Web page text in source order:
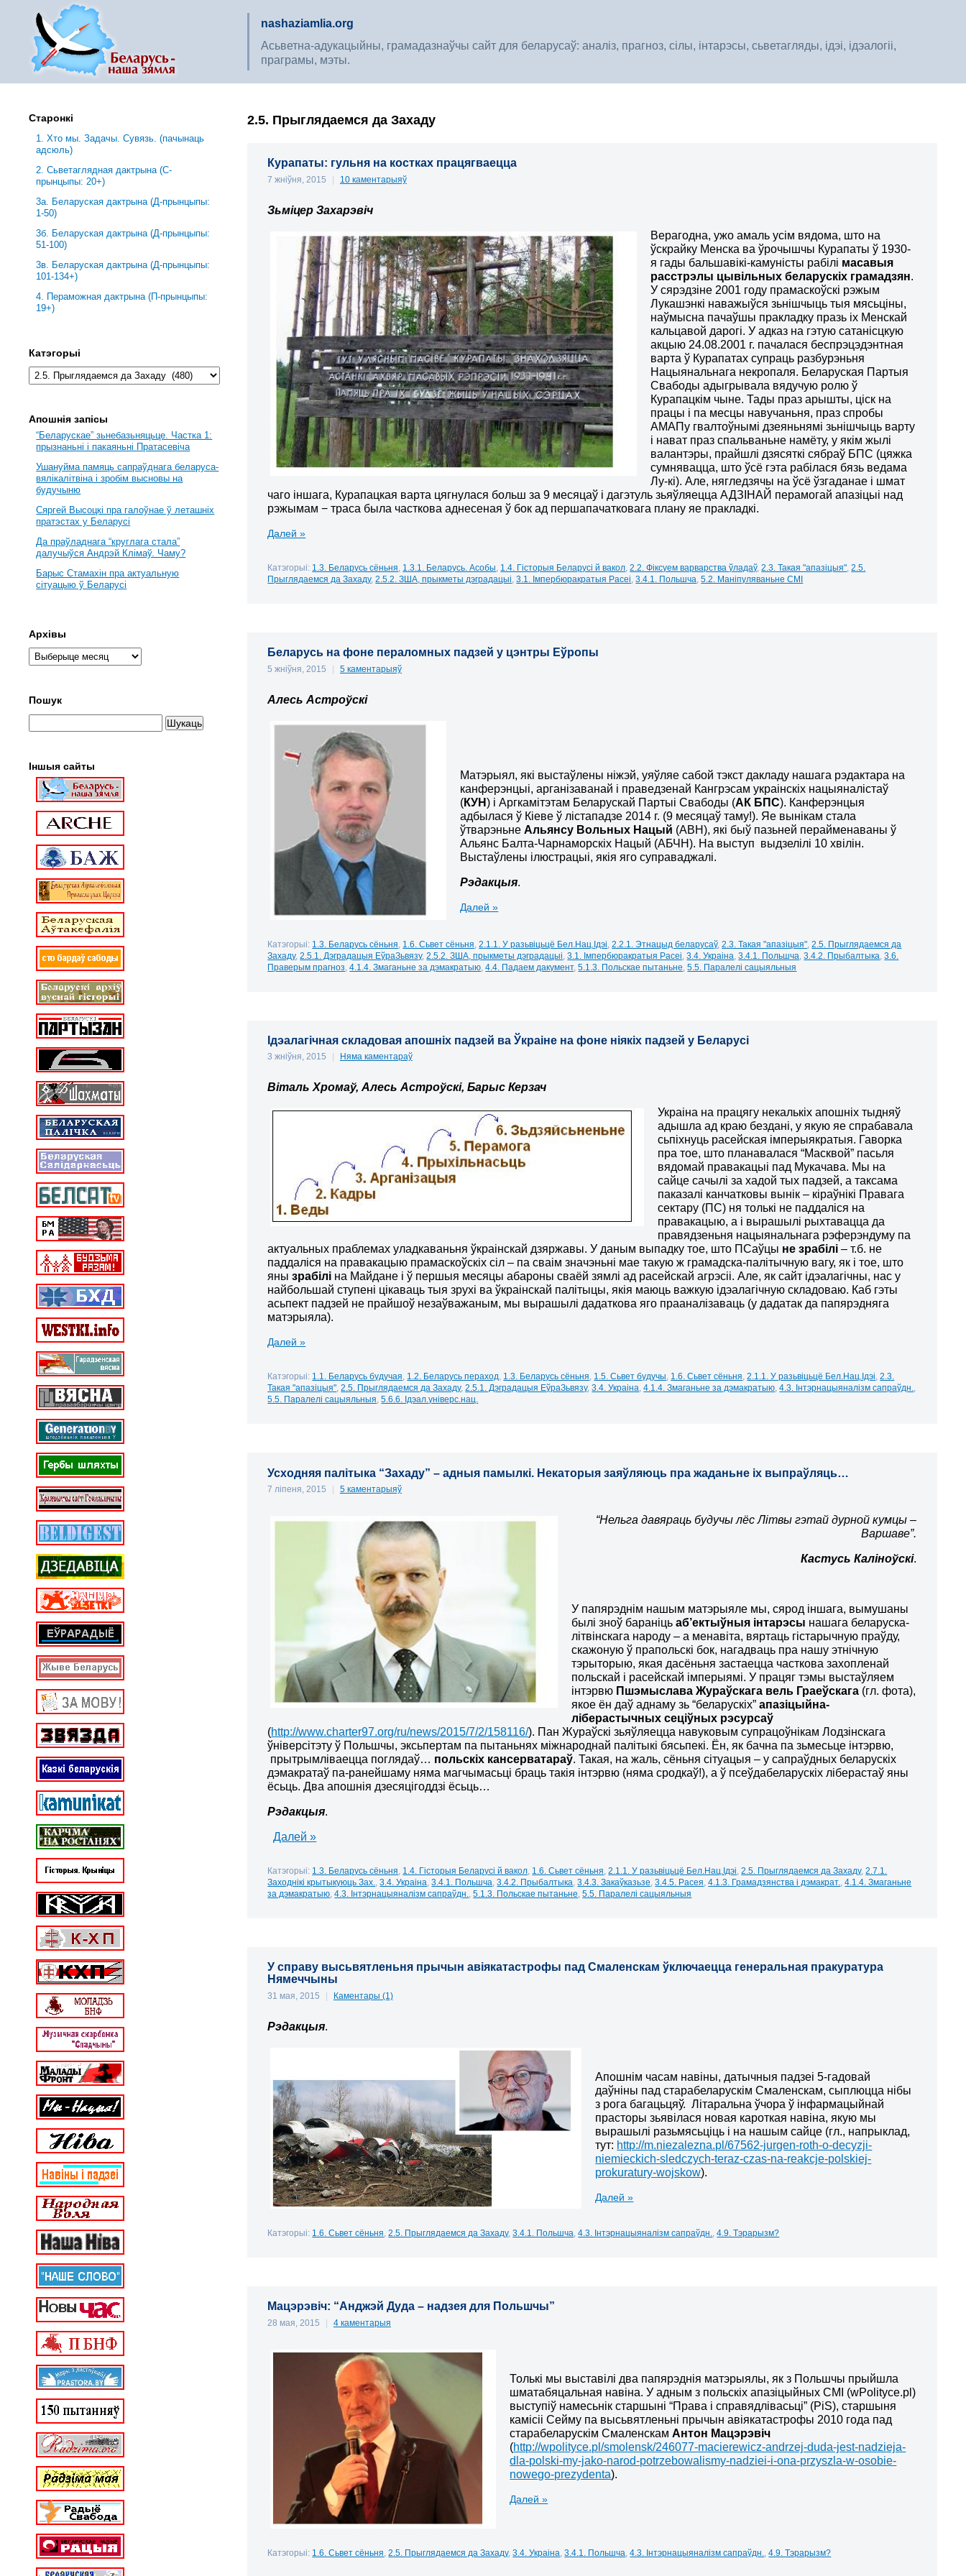
nashaziamlia.org
Асьветна-адукацыйны, грамадазнаўчы сайт для беларусаў: аналіз, прагноз, сілы, інтарэсы, сьветагляды, ідэі, ідэалогіі,
праграмы, мэты.
2.5. Прыглядаемся да Захаду
Курапаты: гульня на костках працягваецца
7 жніўня, 2015 | 10 каментарыяў
Зьміцер Захарэвіч
Верагодна, ужо амаль усім вядома, што на
ўскрайку Менска ва ўрочышчы Курапаты ў 1930-
я гады бальшавікі-камуністы рабілі масавыя
расстрэлы цывільных беларускіх грамадзян.
У сярэдзіне 2001 году прамаскоўскі рэжым
Лукашэнкі наважыўся зьнішчыць тыя мясьціны,
наўмысна пачаўшы пракладку празь іх Менскай
кальцавой дарогі. У адказ на гэтую сатанісцкую
акцыю 24.08.2001 г. пачалася беспрэцэдэнтная
варта ў Курапатах супраць разбурэньня
Нацыянальнага некропаля. Беларуская Партыя
Свабоды адыгрывала вядучую ролю ў
Курапацкім чыне. Тады праз арышты, ціск на
працы і па месцы навучаньня, праз спробы
АМАПу гвалтоўнымі дзеяньнямі зьнішчыць варту
і нават праз спальваньне намёту, у якім жылі
валантэры, прайшлі дзясяткі сябраў БПС (цяжка
сумнявацца, што ўсё гэта рабілася бязь ведама
Лу-кі). Але, нягледзячы на ўсё ўзгаданае і шмат
чаго іншага, Курапацкая варта цягнулася больш за 9 месяцаў і дагэтуль зьяўляецца АДЗІНАЙ перамогай апазіцыі над
рэжымам − траса была часткова аднесеная ў бок ад першапачатковага плану яе пракладкі.
Далей »
Катэгорыі: 1.3. Беларусь сёньня 1.3.1. Беларусь. Асобы 1.4. Гісторыя Беларусі й вакол ,2.2. Фіксуем варварства ўладаў,2.3. Такая "апазіцыя" ,2.5.
Прыглядаемся да Захаду,2.5.2. ЗША, прыкметы дэградацыі ,3.1. Імпербюракратыя Расеі ,3.4.1. Польшча ,5.2. Маніпуляваньне СМІ
Беларусь на фоне пераломных падзей у цэнтры Еўропы
5 жніўня, 2015 | 5 каментарыяў
Алесь Астроўскі
Матэрыял, які выстаўлены ніжэй, уяўляе сабой тэкст дакладу нашага рэдактара на
канферэнцыі, арганізаванай і праведзенай Кангрэсам украінскіх нацыяналістаў
(КУН) і Аргкамітэтам Беларускай Партыі Свабоды (АК БПС). Канферэнцыя
адбылася ў Кіеве ў лістападзе 2014 г. (9 месяцаў таму!). Яе вынікам стала
ўтварэньнеАльянсу Вольных Нацый (АВН), які быў пазьней перайменаваны ў
Альянс Балта-Чарнаморскіх Нацый (АБЧН). На выступ выдзелілі 10 хвілін.
Выстаўлены ілюстрацыі, якія яго суправаджалі.
Рэдакцыя.
Далей »
Катэгорыі: 1.3. Беларусь сёньня 1.6. Сьвет сёньня ,2.1.1. У разьвіцьцё Бел.Нац.Ідэі ,2.2.1. Этнацыд беларусаў,2.3. Такая "апазіцыя" ,2.5. Прыглядаемся да
Захаду,2.5.1. Дэградацыя ЕўраЗьвязу,2.5.2. ЗША, прыкметы дэградацыі ,3.1. Імпербюракратыя Расеі ,3.4. Украіна ,3.4.1. Польшча ,3.4.2. Прыбалтыка ,3.6.
Праверым прагноз ,4.1.4. Змаганьне за дэмакратыю ,4.4. Падаем дакумент,5.1.3. Польскае пытаньне ,5.5. Паралелі сацыяльныя
Ідэалагічная складовая апошніх падзей ва Ўкраіне на фоне ніякіх падзей у Беларусі
3 жніўня, 2015 Няма каментараў
Віталь Хромаў, Алесь Астроўскі, Барыс Керзач
Украіна на працягу некалькіх апошніх тыдняў
адышла ад краю бездані, у якую яе спрабавала
сьпіхнуць расейская імперыякратыя. Гаворка
пра тое, што планавалася “Масквой” пасьля
вядомай правакацыі пад Мукачава. Мы на
сайце сачылі за хадой тых падзей, а таксама
паказалі канчатковы вынік – кіраўнікі Правага
сектару (ПС) ня толькі не паддаліся на
правакацыю, а і вырашылі рыхтавацца да
правядзеньня нацыянальнага рэферэндуму па
актуальных праблемах уладкаваньня ўкраінскай дзяржавы. У даным выпадку тое, што ПСаўцы не зрабілі – т.б. не
паддаліся на правакацыю прамаскоўскіх сіл – па сваім значэньні мае такую ж грамадска-палітычную вагу, як і тое, што
янызрабілі на Майдане і ў першыя месяцы абароны сваёй зямлі ад расейскай агрэсіі. Але, як сайт ідэалагічны, нас у
найбольшай ступені цікаваць тыя зрухі ва ўкраінскай палітыцы, якія маюць важкую ідэалагічную складоваю. Каб гэты
асьпект падзей не прайшоў незаўважаным, мы вырашылі дадаткова яго прааналізаваць (у дадатак да папярэдняга
матэрыяла).
Далей »
Катэгорыі: 1.1. Беларусь будучая 1.2. Беларусь пераход 1.3. Беларусь сёньня 1.5. Сьвет будучы 1.6. Сьвет сёньня ,2.1.1. У разьвіцьцё Бел.Нац.Ідэі ,2.3.
Такая "апазіцыя" ,2.5. Прыглядаемся да Захаду,2.5.1. Дэградацыя ЕўраЗьвязу,3.4. Украіна ,4.1.4. Змаганьне за дэмакратыю ,4.3. Інтэрнацыяналізм сапраўдн.
5.5. Паралелі сацыяльныя ,5.6.6. Ідэал.універс.нац.
Усходняя палітыка “Захаду” – адныя памылкі. Некаторыя заяўляюць пра жаданьне іх выпраўляць…
7 ліпеня, 2015 5 каментарыяў
“Нельга давяраць будучы лёс Літвы гэтай дурной кумцы –
Варшаве”.
Кастусь Каліноўскі.
У папярэднім нашым матэрыяле мы, сярод іншага, вымушаны
былі зноў бараніцьаб’ектыўныя інтарэсы нашага беларуска-
літвінскага народу – а менавіта, вяртаць гістарычную праўду,
скажоную ў прапольскі бок, нагадваць пра нашу этнічную
тэрыторыю, якая дасёньня застаецца часткова захопленай
польскай і расейскай імперыямі. У працяг тэмы выстаўляем
інтэрвю Пшэмыслава Жураўскага вель Граеўскага (гл. фота),
якое ён даў аднаму зь “беларускіх”апазіцыйна-
ліберастычных сеціўных рэсурсаў
(http://www.charter97.org/ru/news/2015/7/2/158116/). Пан Жураўскі зьяўляецца навуковым супрацоўнікам Лодзінскага
ўніверсітэту ў Польшчы, эксьпертам па пытаньнях міжнароднай палітыкі бясьпекі. Ён, як бачна па зьмесьце інтэрвю,
прытрымліваецца поглядаў… польскіх кансерватараў. Такая, на жаль, сёньня сітуацыя – у сапраўдных беларускіх
дэмакратаў па-ранейшаму няма магчымасьці браць такія інтэрвю (няма сродкаў!), а ў псеўдабеларускіх ліберастаў яны
ёсьць. Два апошнія дзесяцігоддзі ёсьць…
Рэдакцыя.
Далей »
Катэгорыі: 1.3. Беларусь сёньня 1.4. Гісторыя Беларусі й вакол 1.6. Сьвет сёньня ,2.1.1. У разьвіцьцё Бел.Нац.Ідэі ,2.5. Прыглядаемся да Захаду,2.7.1.
Заходнікі крытыкуюць Зах.
,3.4. Украіна ,3.4.1. Польшча ,3.4.2. Прыбалтыка ,3.4.3. Закаўказьзе ,3.4.5. Расея ,4.1.3. Грамадзянства і дэмакрат. ,4.1.4. Змаганьне
за дэмакратыю ,4.3. Інтэрнацыяналізм сапраўдн. ,5.1.3. Польскае пытаньне ,5.5. Паралелі сацыяльныя
У справу высьвятленьня прычын авіякатастрофы пад Смаленскам ўключаецца генеральная пракуратура
Нямеччыны
31 мая, 2015 Каментары (1)
Рэдакцыя.
Апошнім часам навіны, датычныя падзеі 5-гадовай
даўніны пад старабеларускім Смаленскам, сыплюцца нібы
з рога багацьцяў. Літаральна ўчора ў інфармацыйнай
прасторы зьявілася новая кароткая навіна, якую мы
вырашылі разьмясьціць і на нашым сайце (гл., напрыклад,
тут: http://m.niezalezna.pl/67562-jurgen-roth-o-decyzji-
niemieckich-sledczych-teraz-czas-na-reakcje-polskiej-
prokuratury-wojskow).
Далей »
Катэгорыі: 1.6. Сьвет сёньня ,2.5. Прыглядаемся да Захаду,3.4.1. Польшча ,4.3. Інтэрнацыяналізм сапраўдн. ,4.9. Тэрарызм?
Мацэрэвіч: “Анджэй Дуда – надзея для Польшчы”
28 мая, 2015 | 4 каментарыя
Толькі мы выставілі два папярэднія матэрыялы, як з Польшчы прыйшла
шматабяцальная навіна. У адным з польскіх апазіцыйных СМІ (wPolityce.pl)
выступіў намесьнік старшыні “Права і справядлівасьці” (PiS), старшыня
камісіі Сейму па высьвятленьні прычын авіякатастрофы 2010 года пад
старабеларускім СмаленскамАнтон Мацэрэвіч
(http://wpolityce.pl/smolensk/246077-macierewicz-andrzej-duda-jest-nadzieja-
dla-polski-my-jako-narod-potrzebowalismy-nadziei-i-ona-przyszla-w-osobie-
nowego-prezydenta).
Далей »
Катэгорыі: 1.6. Сьвет сёньня ,2.5. Прыглядаемся да Захаду,3.4. Украіна ,3.4.1. Польшча ,4.3. Інтэрнацыяналізм сапраўдн. ,4.9. Тэрарызм?
Старонкі
1. Хто мы. Задачы. Сувязь. (пачынаць
адсюль)
2. Сьветаглядная дактрына (С-
прынцыпы: 20+)
3a. Беларуская дактрына (Д-прынцыпы:
1-50)
3б. Беларуская дактрына (Д-прынцыпы:
51-100)
3в. Беларуская дактрына (Д-прынцыпы:
101-134+)
4. Пераможная дактрына (П-прынцыпы:
19+)
Катэгорыі
Апошнія запісы
“Беларускае” зьнебазьняцьце. Частка 1:
прызнаньні і пакаяньні Пратасевіча
Ушануйма памяць сапраўднага беларуса-
вялікалітвіна і зробім высновы на
будучыню
Сяргей Высоцкі пра галоўнае ў леташніх
пратэстах у Беларусі
Да праўладнага “круглага стала”
далучыўся Андрэй Клімаў. Чаму?
Барыс Стамахін пра актуальную
сітуацыю ў Беларусі
Архівы
Пошук
Іншыя сайты